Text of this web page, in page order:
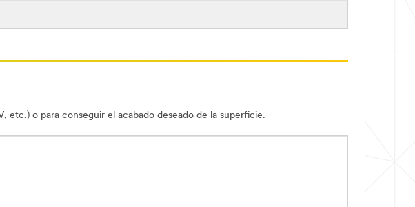
etc.) o para conseguir el acabado deseado de la superficie.